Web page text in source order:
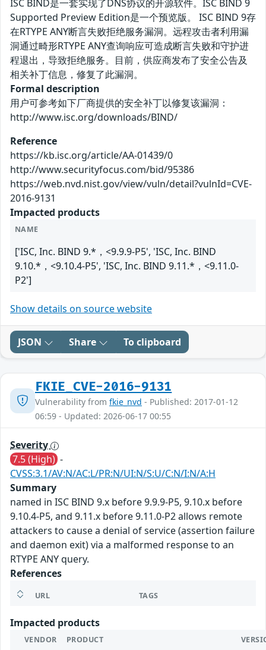
ISC BIND是一套实现了DNS协议的开源软件。ISC BIND 9
Supported Preview Edition是一个预览版。 ISC BIND 9存
在RTYPE ANY断言失败拒绝服务漏洞。远程攻击者利用漏
洞通过畸形RTYPE ANY查询响应可造成断言失败和守护进
程退出，导致拒绝服务。目前，供应商发布了安全公告及
相关补丁信息，修复了此漏洞。
Formal description
用户可参考如下厂商提供的安全补丁以修复该漏洞：
http://www.isc.org/downloads/BIND/
Reference
https://kb.isc.org/article/AA-01439/0
http://www.securityfocus.com/bid/95386
https://web.nvd.nist.gov/view/vuln/detail?vulnId=CVE-
2016-9131
Impacted products
NAME
['ISC, Inc. BIND 9.*，<9.9.9-P5', 'ISC, Inc. BIND
9.10.*，<9.10.4-P5', 'ISC, Inc. BIND 9.11.*，<9.11.0-
P2']
Show details on source website
JSON Share To clipboard
FKIE_CVE-2016-9131
Vulnerability from fkie_nvd - Published: 2017-01-12
06:59 - Updated: 2026-06-17 00:55
Severity
7.5 (High) -
CVSS:3.1/AV:N/AC:L/PR:N/UI:N/S:U/C:N/I:N/A:H
Summary
named in ISC BIND 9.x before 9.9.9-P5, 9.10.x before
9.10.4-P5, and 9.11.x before 9.11.0-P2 allows remote
attackers to cause a denial of service (assertion failure
and daemon exit) via a malformed response to an
RTYPE ANY query.
References
URL TAGS
Impacted products
VENDOR PRODUCT